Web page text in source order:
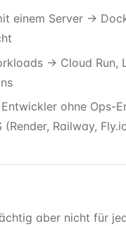
einem Server →
→ Cloud Run,
ohne Ops-
Railway,
aber nicht für